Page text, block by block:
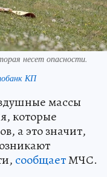
несет опасности.
КП
массы
которые
а это значит,
сообщаетМЧС.